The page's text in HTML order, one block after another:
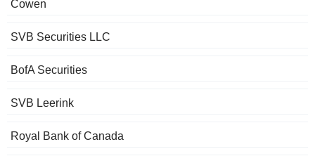
Cowen
SVB Securities LLC
BofA Securities
SVB Leerink
Royal Bank of Canada